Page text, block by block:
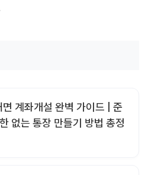
계좌개설 완벽 가이드 | 준
없는 통장 만들기 방법 총정